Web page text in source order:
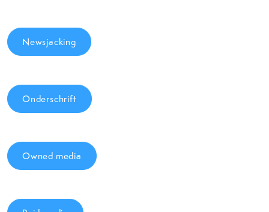
Newsjacking
Onderschrift
Owned media